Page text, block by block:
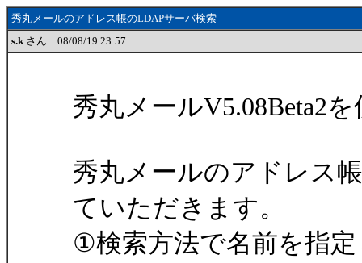
秀丸メールのアドレス帳のLDAPサーバ検索
s.k さん 08/08/19 23:57
秀丸メールV5.08Beta2
秀丸メールのアドレス
ていただきます。
①検索方法で名前を指